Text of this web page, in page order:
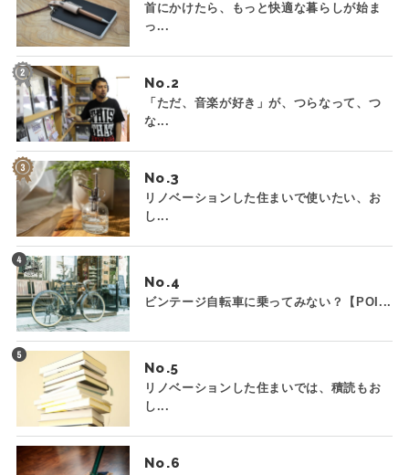
首にかけたら、もっと快適な暮らしが始ま
っ...
No.
「ただ、音楽が好き」が、つらなって、つ
な...
No.
リノベーションした住まいで使いたい、お
し...
No.
ビンテージ自転車に乗ってみない？【POI...
No.
リノベーションした住まいでは、積読もお
し...
No.